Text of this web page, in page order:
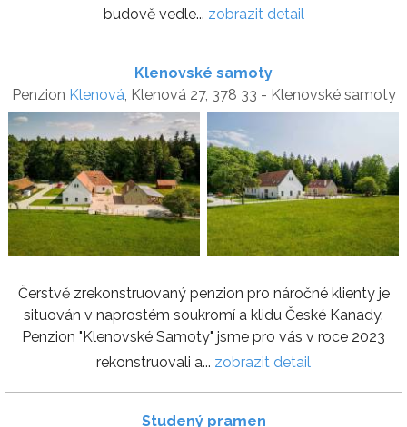
budově vedle... zobrazit detail
Klenovské samoty
Penzion Klenová, Klenová 27, 378 33 - Klenovské samoty
Čerstvě zrekonstruovaný penzion pro náročné klienty je
situován v naprostém soukromí a klidu České Kanady.
Penzion "Klenovské Samoty" jsme pro vás v roce 2023
rekonstruovali a... zobrazit detail
Studený pramen